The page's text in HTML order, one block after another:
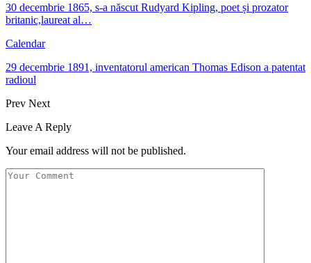
30 decembrie 1865, s-a născut Rudyard Kipling, poet și prozator
britanic,laureat al…
Calendar
29 decembrie 1891, inventatorul american Thomas Edison a patentat
radioul
Prev Next
Leave A Reply
Your email address will not be published.